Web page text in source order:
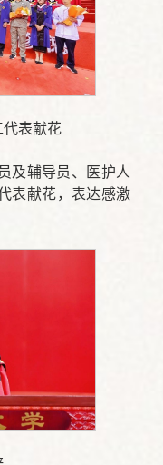
代表献花
及辅导员、医护人
表献花，表达感激